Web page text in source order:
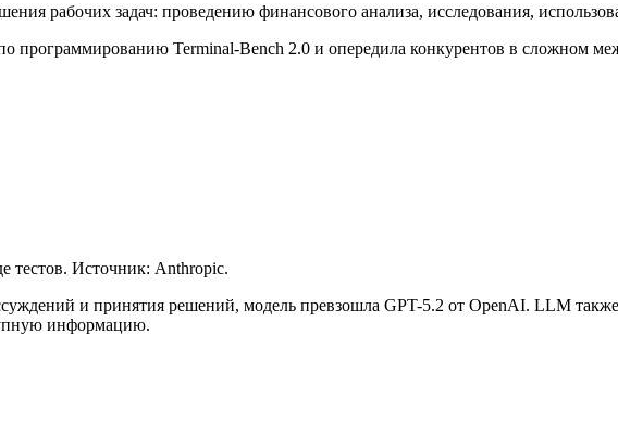
рабочих задач: проведению финансового анализа, исследования,
программированию Terminal-Bench 2.0 и опередила конкурентов в сложном
тестов. Источник: Anthropic.
и принятия решений, модель превзошла GPT-5.2 от OpenAI. LLM
информацию.